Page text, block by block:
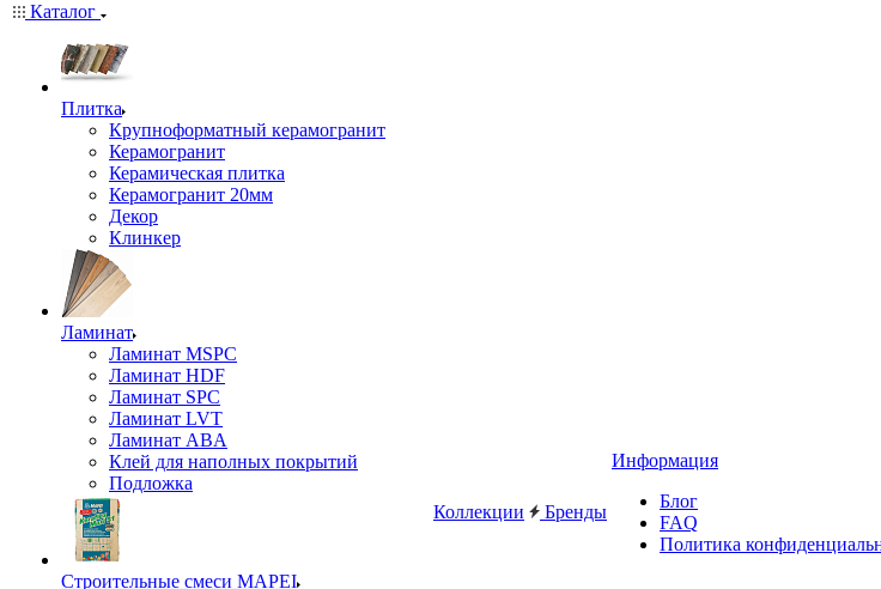
Каталог
Плитка
Крупноформатный керамогранит
Керамогранит
Керамическая плитка
Керамогранит 20мм
Декор
Клинкер
Ламинат
Ламинат MSPC
Ламинат HDF
Ламинат SPC
Ламинат LVT
Ламинат ABA
Клей для наполных покрытий
Подложка
Строительные смеси MAPEI
Коллекции Бренды
Информация
Блог
FAQ
Политика